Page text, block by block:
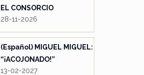
EL CONSORCIO
28-11-2026
(Español) MIGUEL MIGUEL:
“¡ACOJONADO!”
13-02-2027